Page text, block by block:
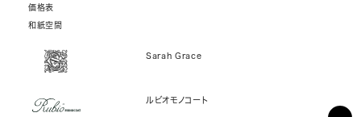
価格表
和紙空間
Sarah Grace
ルビオモノコート